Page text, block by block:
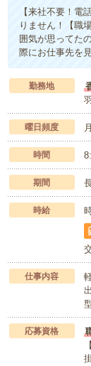
【来社不要！
りません！【職
囲気が思ってた
際にお仕事先を
勤務地
曜日頻度
時間
期間
時給
仕事内容
応募資格